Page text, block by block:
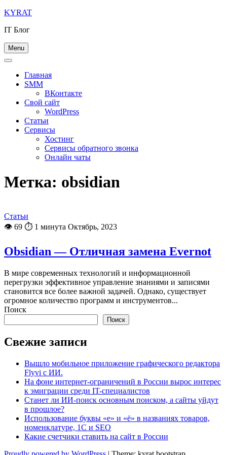
Skip
content
KYRAT
IT Блог
Menu
Главная
SMM
ВКонтакте
Свой сайт
WordPress
Статьи
Сервисы
Хостинг
Сервисы обратного звонка
Онлайн чаты
Метка: obsidian
Статьи
👁 69 ⏱ 1 минута Октябрь, 2023
Obsidian — Отличная замена Evernot
В мире современных технологий и информационной
перегрузки эффективное управление знаниями и записями
становится все более важной задачей. Однако, существует
огромное количество программ и инструментов...
Поиск
Поиск
Свежие записи
Вышло мобильное приложение графического редактора
Flyvi с ИИ.
На фоне интернет-ограничений в России вырос интерес
к эмиграции среди IT-специалистов
Станет ли ИИ-поиск основным поиском, а сайты уйдут
в прошлое?
Использование буквы «е» и «ё» в названиях товаров,
номенклатуре, 1С и SEO
Какие счетчики ставить на сайт в России